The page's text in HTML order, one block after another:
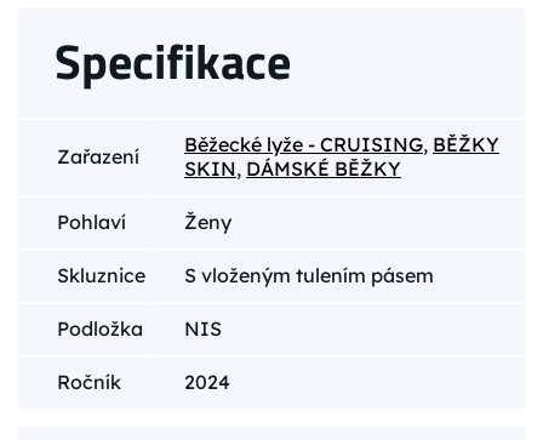
Specifikace
Zařazení Běžecké lyže - CRUISING, BĚŽKY
SKIN, DÁMSKÉ BĚŽKY
Pohlaví Ženy
Skluznice S vloženým tulením pásem
Podložka NIS
Ročník 2024